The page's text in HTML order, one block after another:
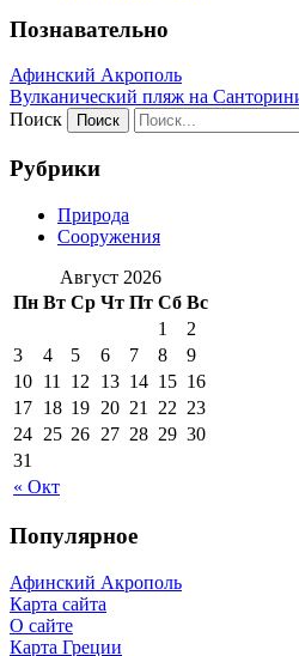
Познавательно
Афинский Акрополь
Вулканический пляж на
Поиск
Рубрики
Природа
Сооружения
Август 2026
Пн Вт Ср Чт Пт Сб Вс
« Окт
1
2
3
4 5 6 7 8
9
10 11 12 13 14 15 16
17 18 19 20 21 22 23
24 25 26 27 28 29 30
31
Популярное
Афинский Акрополь
Карта сайта
О сайте
Карта Греции